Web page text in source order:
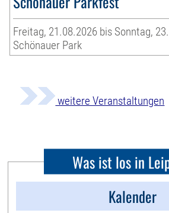
Freitag, 21.08.2026 bis Sonntag,
Schönauer Park
weitere Veranstaltungen
Was ist los in
Kalender